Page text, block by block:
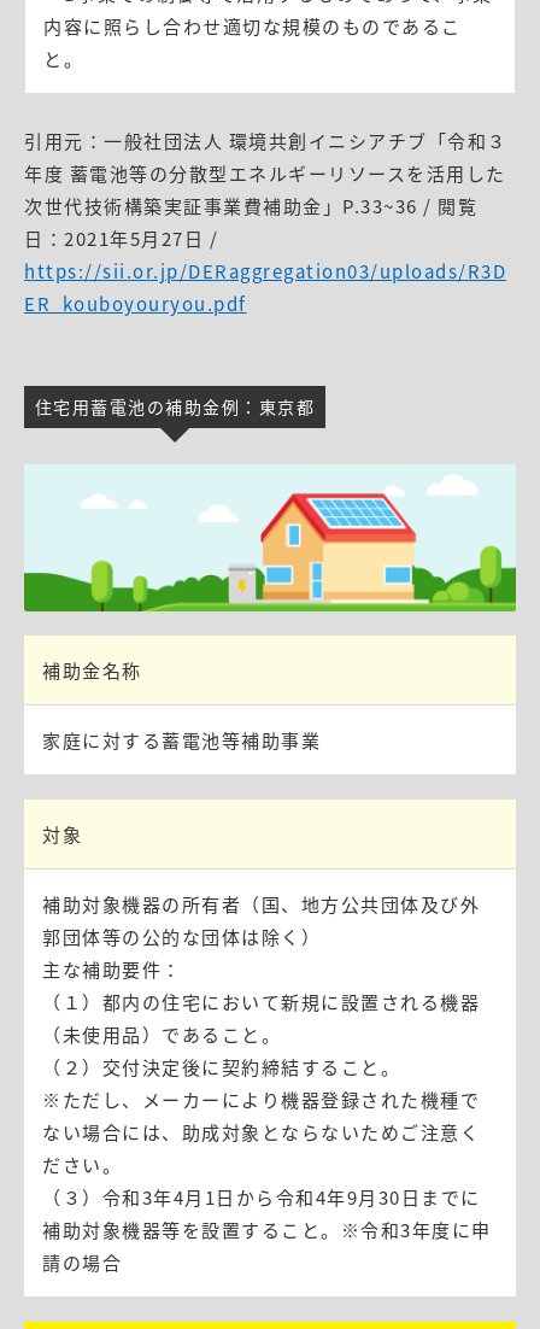
内容に照らし合わせ適切な規模のものであるこ
と。
引用元：一般社団法人 環境共創イニシアチブ「令和３
年度 蓄電池等の分散型エネルギーリソースを活用した
次世代技術構築実証事業費補助金」P.33~36 / 閲覧
日：2021年5月27日 /
https://sii.or.jp/DERaggregation03/uploads/R3D
ER_kouboyouryou.pdf
住宅用蓄電池の補助金例：東京都
補助金名称
家庭に対する蓄電池等補助事業
対象
補助対象機器の所有者（国、地方公共団体及び外
郭団体等の公的な団体は除く）
主な補助要件：
（１）都内の住宅において新規に設置される機器
（未使用品）であること。
（２）交付決定後に契約締結すること。
※ただし、メーカーにより機器登録された機種で
ない場合には、助成対象とならないためご注意く
ださい。
（３）令和3年4月1日から令和4年9月30日までに
補助対象機器等を設置すること。※令和3年度に申
請の場合